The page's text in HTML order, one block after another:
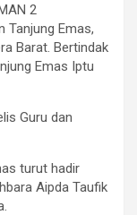
2
Tanjung Emas,
Barat. Bertindak
Emas Iptu
Guru dan
turut hadir
Aipda Taufik